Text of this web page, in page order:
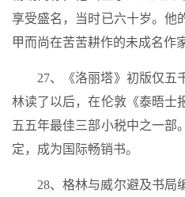
享受盛名，当时已六十岁。他
甲而尚在苦苦耕作的未成名作
27、《洛丽塔》初版仅五
林读了以后，在伦敦《泰晤士
五五年最佳三部小税中之一部
定，成为国际畅销书。
28、格林与威尔避及书局